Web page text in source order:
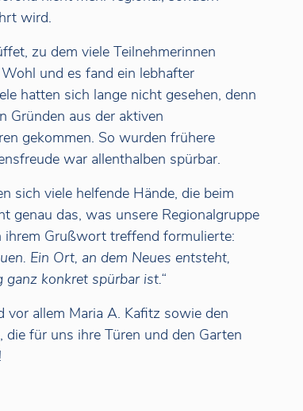
wird.
zu dem viele Teilnehmerinnen
und es fand ein lebhafter
hatten sich lange nicht gesehen, denn
Gründen aus der aktiven
gekommen. So wurden frühere
war allenthalben spürbar.
sich viele helfende Hände, die beim
genau das, was unsere Regionalgruppe
ihrem Grußwort treffend formulierte:
Ein Ort, an dem Neues entsteht,
konkret spürbar ist.“
vor allem Maria A. Kafitz sowie den
, die für uns ihre Türen und den Garten